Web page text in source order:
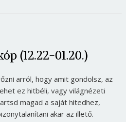
(12.22-01.20.)
arról, hogy amit gondolsz, az
ez hitbéli, vagy világnézeti
magad a saját hitedhez,
akar az illető.